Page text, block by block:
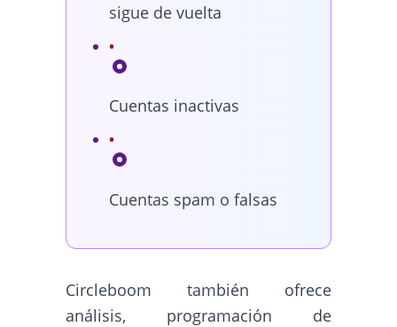
sigue de vuelta
Cuentas inactivas
Cuentas spam o falsas
Circleboom también ofrece
análisis, programación de